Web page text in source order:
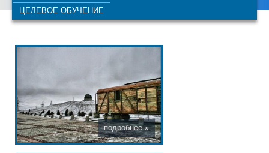
ЦЕЛЕВОЕ ОБУЧЕНИЕ